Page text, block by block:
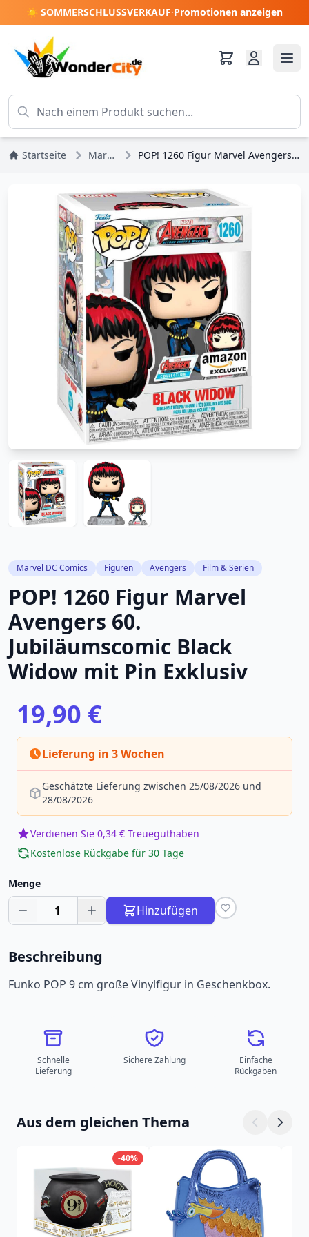
☀️ SOMMERSCHLUSSVERKAUF·Promotionen anzeigen
Startseite Marvel DC Comics POP! 1260 Figur Marvel Avengers 60. Jubiläumscomic Black Widow mit Pin Exklusiv
Marvel DC Comics Figuren Avengers Film & Serien
POP! 1260 Figur Marvel
Avengers 60.
Jubiläumscomic Black
Widow mit Pin Exklusiv
19,90 €
Lieferung in 3 Wochen
Geschätzte Lieferung zwischen 25/08/2026 und
28/08/2026
Verdienen Sie 0,34 € Treueguthaben
Kostenlose Rückgabe für 30 Tage
Menge
1 Hinzufügen
Beschreibung
Funko POP 9 cm große Vinylfigur in Geschenkbox.
Schnelle
Lieferung
Sichere Zahlung
Einfache
Rückgaben
Aus dem gleichen Thema
-40%